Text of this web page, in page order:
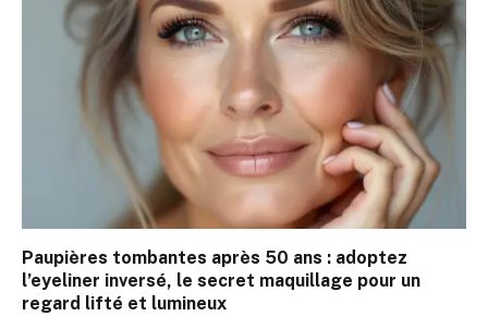
Paupières tombantes après 50 ans : adoptez
l’eyeliner inversé, le secret maquillage pour un
regard lifté et lumineux